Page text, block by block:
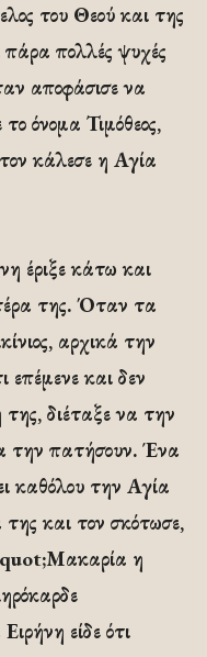
του Θεού και της
πάρα πολλές ψυχές
αποφάσισε να
το όνομα Τιμόθεος,
κάλεσε η Αγία
έριξε κάτω και
της. Όταν τα
αρχικά την
επέμενε και δεν
διέταξε να την
την πατήσουν. Ένα
καθόλου την Αγία
και τον σκότωσε,
η
είδε ότι